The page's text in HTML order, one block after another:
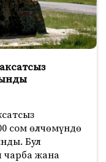
сом өлчөмүндө
Бул
чарба жана